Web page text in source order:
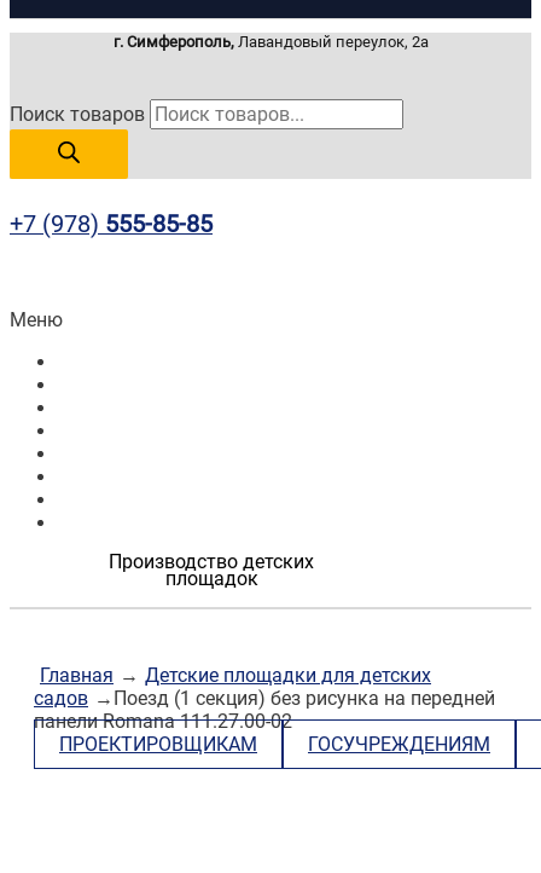
г. Симферополь,Лавандовый переулок, 2а
Поиск товаров
+7 (978) 555-85-85
Меню
Производство детских
площадок
Главная → Детские площадки для детских
садов →Поезд (1 секция) без рисунка на передней
панели Romana 111.27.00-02
ПРОЕКТИРОВЩИКАМ
ГОСУЧРЕЖДЕНИЯМ